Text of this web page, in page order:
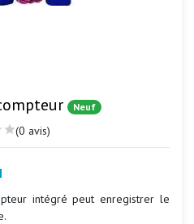
Neuf
(0 avis)
intégré peut enregistrer le